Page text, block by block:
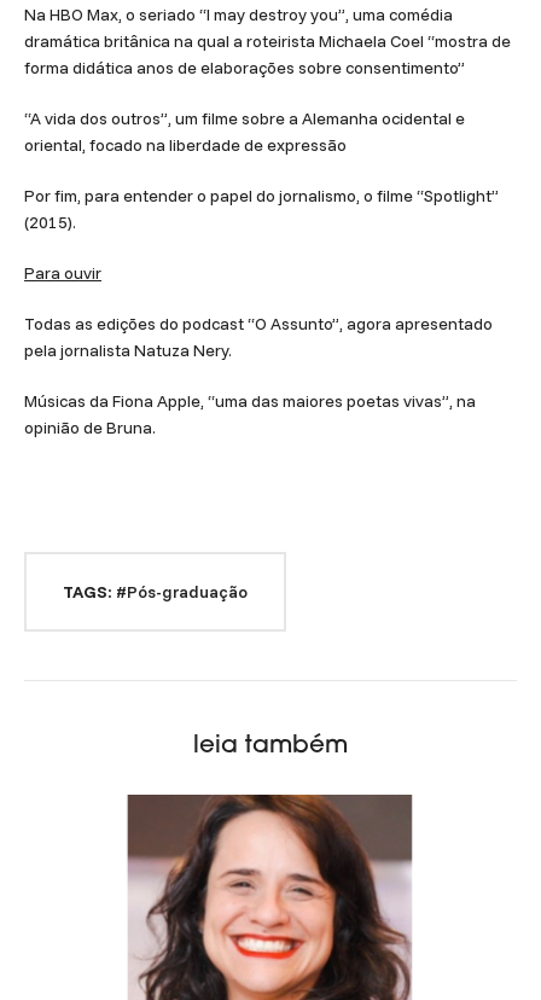
Na HBO Max, o seriado “I may destroy you”, uma comédia
dramática britânica na qual a roteirista Michaela Coel “mostra de
forma didática anos de elaborações sobre consentimento”
“A vida dos outros”, um filme sobre a Alemanha ocidental e
oriental, focado na liberdade de expressão
Por fim, para entender o papel do jornalismo, o filme “Spotlight”
(2015).
Para ouvir
Todas as edições do podcast “O Assunto”, agora apresentado
pela jornalista Natuza Nery.
Músicas da Fiona Apple, “uma das maiores poetas vivas”, na
opinião de Bruna.
TAGS: #Pós-graduação
leia também